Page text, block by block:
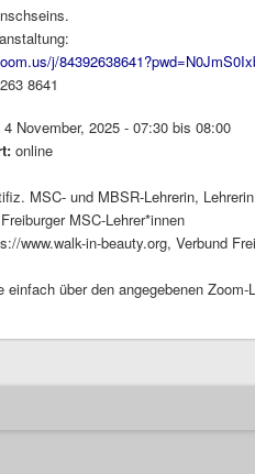
j/
8641
4 November, 2025 -07:30 bis08:00
online
MSC- und MBSR-Lehrerin,
MSC-Lehrer*innen
www.walk-in-beauty.org, Verbund
einfach über den angegebenen